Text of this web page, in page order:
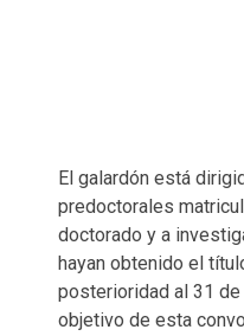
El galardón está
predoctorales
doctorado y a
hayan obtenido el
posterioridad al 31
objetivo de esta